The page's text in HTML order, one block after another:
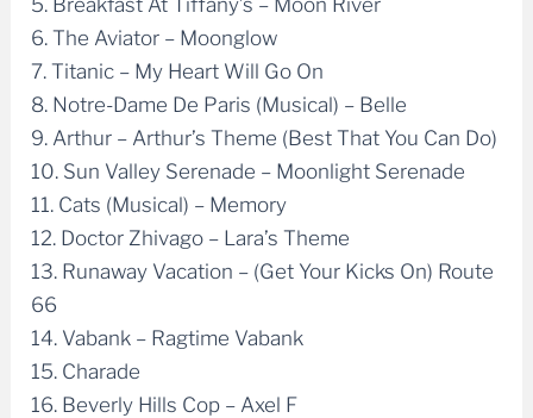
6. The Aviator – Moonglow
7. Titanic – My Heart Will Go On
8. Notre-Dame De Paris (Musical) – Belle
9. Arthur – Arthur’s Theme (Best That You Can Do)
10. Sun Valley Serenade – Moonlight Serenade
11. Cats (Musical) – Memory
12. Doctor Zhivago – Lara’s Theme
13. Runaway Vacation – (Get Your Kicks On) Route
66
14. Vabank – Ragtime Vabank
15. Charade
16. Beverly Hills Cop – Axel F